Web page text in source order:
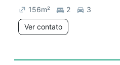
156m² 2
3
Ver contato